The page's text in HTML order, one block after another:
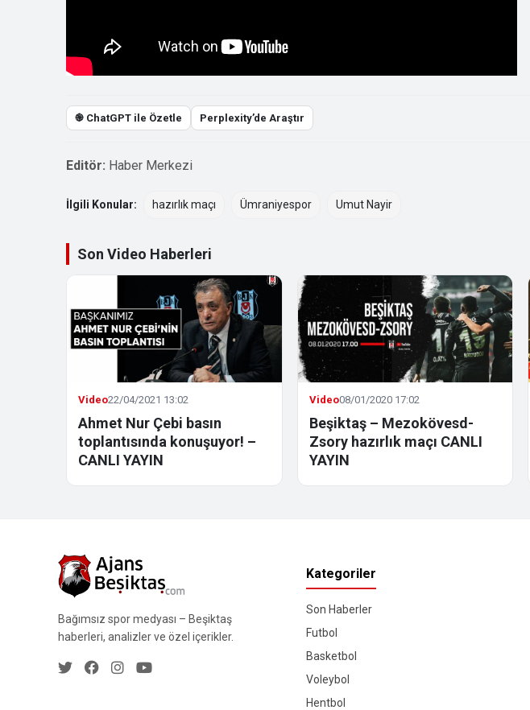
֎ ChatGPT ile Özetle Perplexity’de Araştır
Editör: Haber Merkezi
İlgili Konular: hazırlık maçı Ümraniyespor Umut Nayir
Son Video Haberleri
Video22/04/2021 13:02
Ahmet Nur Çebi basın
toplantısında konuşuyor! –
CANLI YAYIN
Video08/01/2020 17:02
Beşiktaş – Mezokövesd-
Zsory hazırlık maçı CANLI
YAYIN
Bağımsız spor medyası – Beşiktaş
haberleri, analizler ve özel içerikler.
Kategoriler
Son Haberler
Futbol
Basketbol
Voleybol
Hentbol